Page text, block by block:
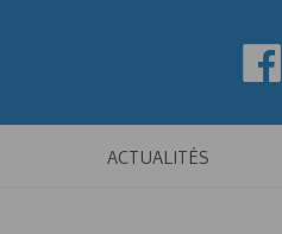
ACTUALITÉS